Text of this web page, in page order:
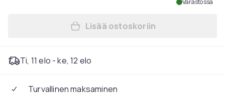
Varastossa
Lisää Supergrip Grip tape
Lisää ostoskoriin
Ti, 11 elo - ke, 12 elo
Turvallinen maksaminen